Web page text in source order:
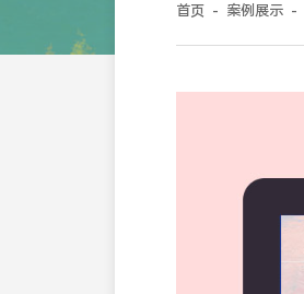
首页 - 案例展示 -